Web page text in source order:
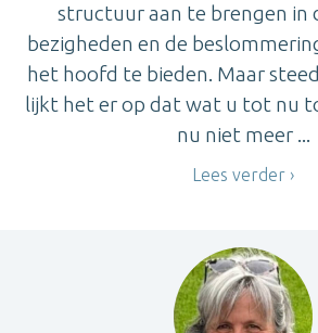
structuur aan te brengen in
bezigheden en de
het hoofd te bieden. Maar
lijkt het er op dat wat u tot nu
nu niet meer ...
Lees verder